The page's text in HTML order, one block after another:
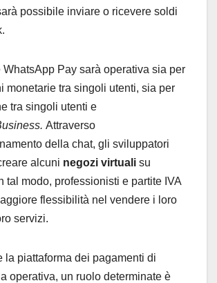
possibile inviare o ricevere soldi
WhatsApp Pay sarà operativa sia per
monetarie tra singoli utenti, sia per
tra singoli utenti e
Attraverso
della chat, gli sviluppatori
alcuni negozi virtuali su
tal modo, professionisti e partite IVA
flessibilità nel vendere i loro
servizi.
la piattaforma dei pagamenti di
operativa, un ruolo determinate è